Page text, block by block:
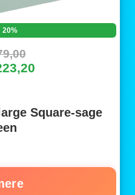
20%
Square-sage